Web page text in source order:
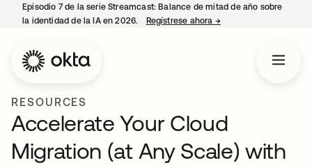
Episodio 7 de la serie Streamcast: Balance de mitad de año sobre
la identidad de la IA en 2026.
Regístrese ahora →se abre en una
RESOURCES
Accelerate Your Cloud
Migration (at Any Scale) with